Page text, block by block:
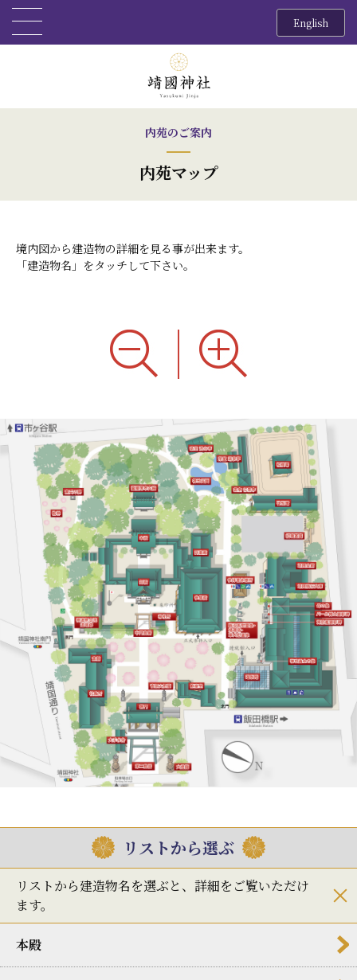
English
内苑のご案内
内苑マップ
境内図から建造物の詳細を見る事が出来ます。
「建造物名」をタッチして下さい。
リストから選ぶ
リストから建造物名を選ぶと、詳細をご覧いただけ
ます。
本殿